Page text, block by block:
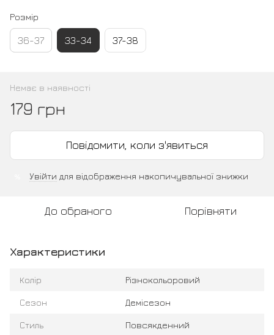
Розмір
36-37 33-34 37-38
Немає в наявності
179 грн
Повідомити, коли з'явиться
Увійти для відображення накопичувальної знижки
До обраного Порівняти
Характеристики
Колір Різнокольоровий
Сезон Демісезон
Стиль Повсякденний